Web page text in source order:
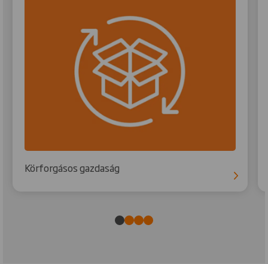
Körforgásos gazdaság